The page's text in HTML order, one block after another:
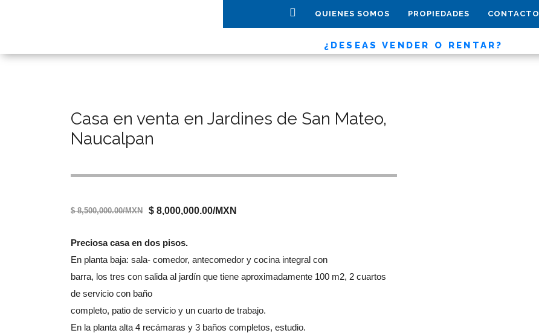
QUIENES SOMOS PROPIEDADES CONTACTO
¿DESEAS VENDER O RENTAR?
Casa en venta en Jardines de San Mateo,
Naucalpan
$ 8,500,000.00/MXN $ 8,000,000.00/MXN
Preciosa casa en dos pisos.
En planta baja: sala- comedor, antecomedor y cocina integral con
barra, los tres con salida al jardín que tiene aproximadamente 100 m2, 2 cuartos
de servicio con baño
completo, patio de servicio y un cuarto de trabajo.
En la planta alta 4 recámaras y 3 baños completos, estudio.